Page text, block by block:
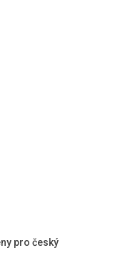
pro český